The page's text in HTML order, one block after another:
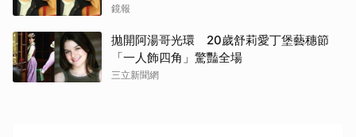
全場
鏡報
拋開阿湯哥光環 20歲舒莉愛丁堡藝穗節
「一人飾四角」驚豔全場
三立新聞網